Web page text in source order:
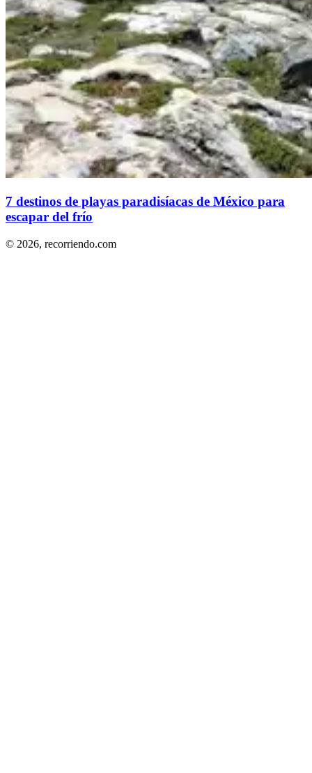
7 destinos de playas paradisíacas de México para
escapar del frío
© 2026, recorriendo.com